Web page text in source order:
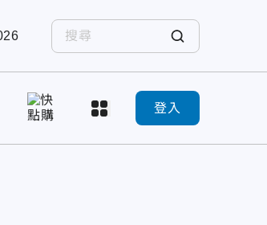
登入